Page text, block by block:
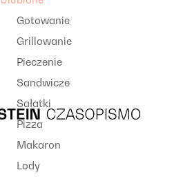
Gotowanie
Grillowanie
Pieczenie
Sandwicze
Sałatki
Pizza
Makaron
Lody